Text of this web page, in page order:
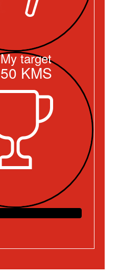
My target
50 KMS